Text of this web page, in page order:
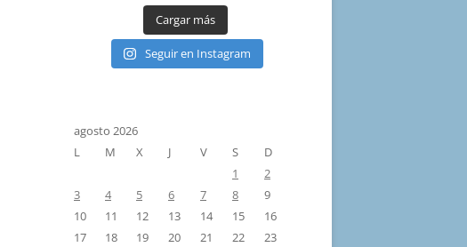
Cargar más
Seguir en Instagram
agosto 2026
L
M X J V S
D
1
2
3
4 5 6 7 8
9
10
11 12 13 14 15
16
17
18 19 20 21 22
23